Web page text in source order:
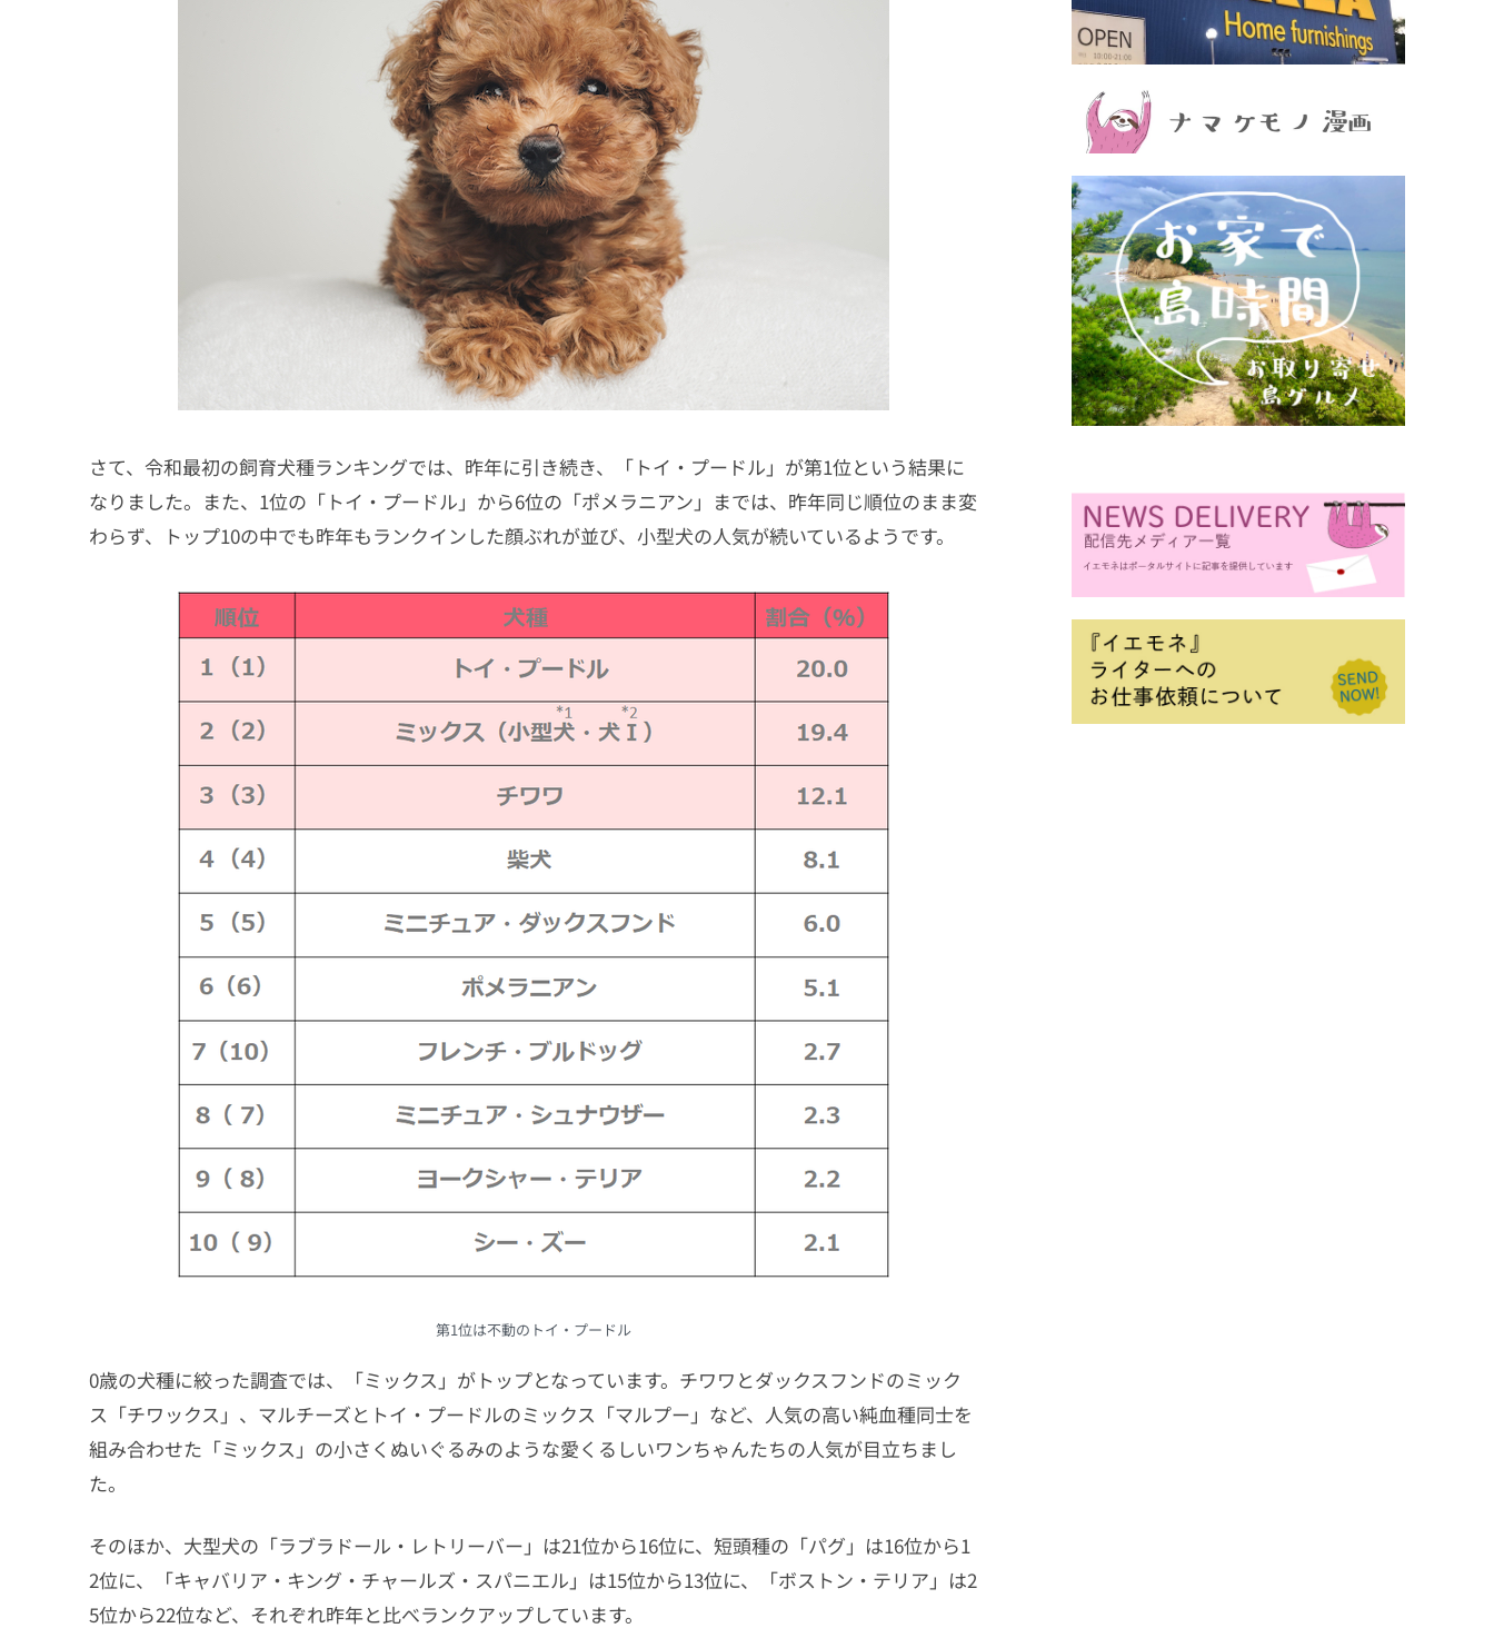
さて、令和最初の飼育犬種ランキングでは、昨年に引き続き、「トイ・プードル」が第1位という結果に
なりました。また、1位の「トイ・プードル」から6位の「ポメラニアン」までは、昨年同じ順位のまま変
わらず、トップ10の中でも昨年もランクインした顔ぶれが並び、小型犬の人気が続いているようです。
第1位は不動のトイ・プードル
0歳の犬種に絞った調査では、「ミックス」がトップとなっています。チワワとダックスフンドのミック
ス「チワックス」、マルチーズとトイ・プードルのミックス「マルプー」など、人気の高い純血種同士を
組み合わせた「ミックス」の小さくぬいぐるみのような愛くるしいワンちゃんたちの人気が目立ちまし
た。
そのほか、大型犬の「ラブラドール・レトリーバー」は21位から16位に、短頭種の「パグ」は16位から1
2位に、「キャバリア・キング・チャールズ・スパニエル」は15位から13位に、「ボストン・テリア」は2
5位から22位など、それぞれ昨年と比べランクアップしています。